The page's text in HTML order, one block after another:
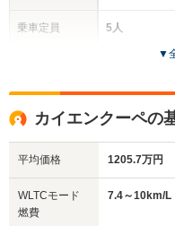
乗車定員
サイズ
(全長x全幅x全高)
5人
全高
1.67m～
全幅
1.98m～
▼
カイエンクーペの
平均価格 1205.7万円
WLTCモード
燃費
7.4～10km/L